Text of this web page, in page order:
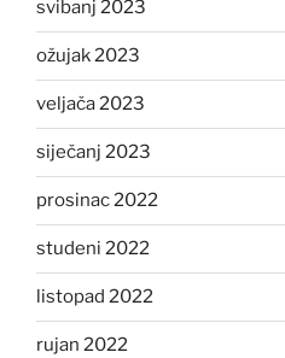
svibanj 2023
ožujak 2023
veljača 2023
siječanj 2023
prosinac 2022
studeni 2022
listopad 2022
rujan 2022